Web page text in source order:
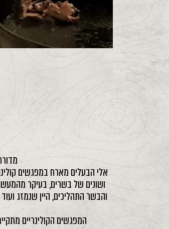
אלי הבעלים מארח במפגשים
ושונים של בשרים, בעיקר
והבשר התהליכים, היין שנמזג
המפגשים הקולינריים